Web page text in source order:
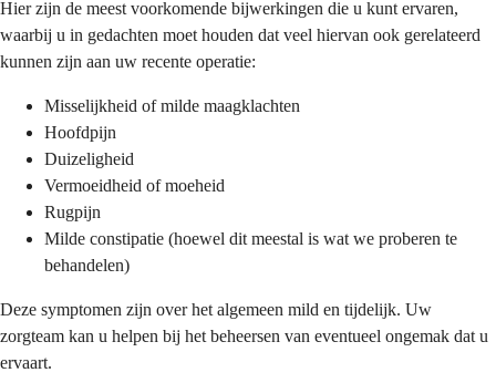
Hier zijn de meest voorkomende bijwerkingen die u kunt ervaren,
waarbij u in gedachten moet houden dat veel hiervan ook gerelateerd
kunnen zijn aan uw recente operatie:
Misselijkheid of milde maagklachten
Hoofdpijn
Duizeligheid
Vermoeidheid of moeheid
Rugpijn
Milde constipatie (hoewel dit meestal is wat we proberen te
behandelen)
Deze symptomen zijn over het algemeen mild en tijdelijk. Uw
zorgteam kan u helpen bij het beheersen van eventueel ongemak dat u
ervaart.